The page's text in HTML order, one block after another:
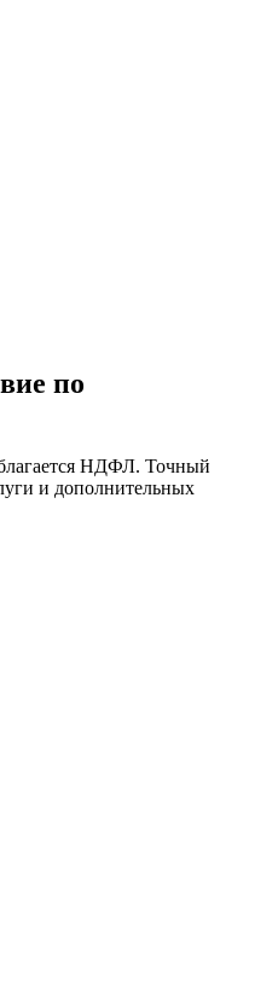
по
НДФЛ. Точный
и дополнительных